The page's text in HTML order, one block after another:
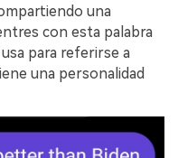
una
con esta palabra
para referirse a
una personalidad